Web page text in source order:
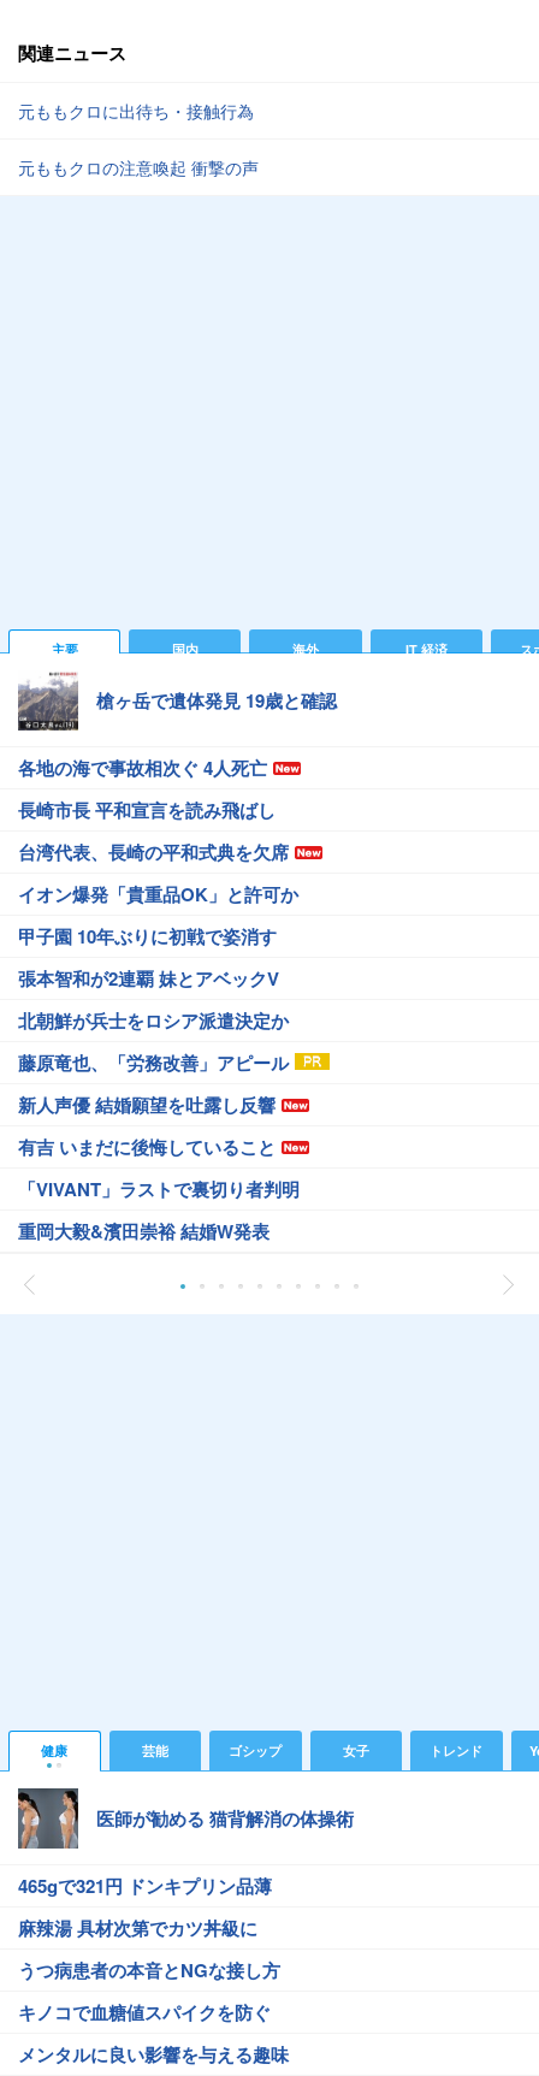
関連ニュース
元ももクロに出待ち・接触行為
元ももクロの注意喚起 衝撃の声
主要 国内 海外 IT 経済 ス
槍ヶ岳で遺体発見 19歳と確認
各地の海で事故相次ぐ 4人死亡
長崎市長 平和宣言を読み飛ばし
台湾代表、長崎の平和式典を欠席
イオン爆発「貴重品OK」と許可か
甲子園 10年ぶりに初戦で姿消す
張本智和が2連覇 妹とアベックV
北朝鮮が兵士をロシア派遣決定か
藤原竜也、「労務改善」アピール
新人声優 結婚願望を吐露し反響
有吉 いまだに後悔していること
「VIVANT」ラストで裏切り者判明
重岡大毅&濱田崇裕 結婚W発表
健康 芸能 ゴシップ 女子 トレンド
医師が勧める 猫背解消の体操術
465gで321円 ドンキプリン品薄
麻辣湯 具材次第でカツ丼級に
うつ病患者の本音とNGな接し方
キノコで血糖値スパイクを防ぐ
メンタルに良い影響を与える趣味